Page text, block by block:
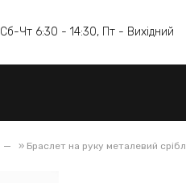
Сб-Чт 6:30 - 14:30, Пт - Вихідний
» Браслет на руку металевий